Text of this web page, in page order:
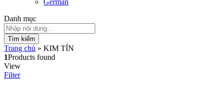
German
Danh mục
Tìm kiếm
Trang chủ » KIM TÍN
1Products found
View
Filter